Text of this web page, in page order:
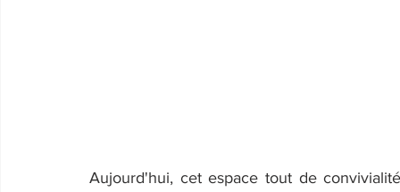
Aujourd'hui, cet espace tout de